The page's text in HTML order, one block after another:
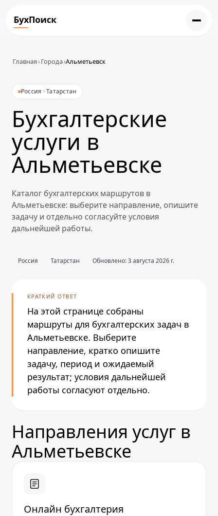
БухПоиск
Главная›Города›Альметьевск
Россия · Татарстан
Бухгалтерские
услуги в
Альметьевске
Каталог бухгалтерских маршрутов в
Альметьевске: выберите направление, опишите
задачу и отдельно согласуйте условия
дальнейшей работы.
Россия Татарстан Обновлено: 3 августа 2026 г.
КРАТКИЙ ОТВЕТ
На этой странице собраны
маршруты для бухгалтерских задач в
Альметьевске. Выберите
направление, кратко опишите
задачу, период и ожидаемый
результат; условия дальнейшей
работы согласуют отдельно.
Направления услуг в
Альметьевске
Онлайн бухгалтерия